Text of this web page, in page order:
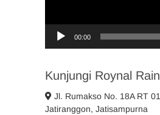
00:00
Kunjungi Roynal
Jl. Rumakso No. 18A RT
Jatiranggon, Jatisampurna